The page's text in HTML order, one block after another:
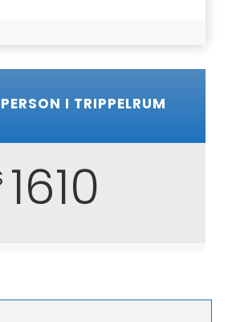
I TRIPPELRUM
1610